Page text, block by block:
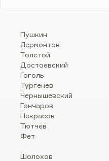
Пушкин
Лермонтов
Толстой
Достоевский
Гоголь
Тургенев
Чернышевский
Гончаров
Некрасов
Тютчев
Фет
Шолохов